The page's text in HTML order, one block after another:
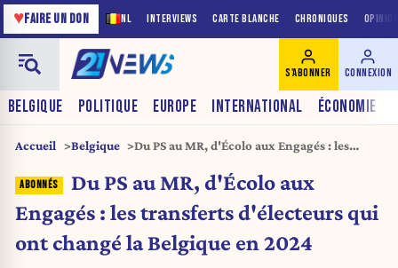
NL INTERVIEWS CARTE BLANCHE CHRONIQUES
♥FAIRE UN DON
BELGIQUE POLITIQUE EUROPE INTERNATIONAL ÉCONOMIE
S'ABONNER CONNEXION
Accueil Belgique
Du PS au MR, d'Écolo aux Engagés : les
Belgique en 2024
Du PS au MR, d'Écolo aux
Engagés : les transferts d'électeurs qui
ont changé la Belgique en 2024